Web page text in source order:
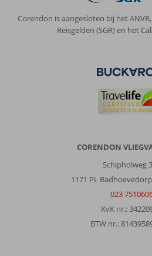
Corendon is aangesloten bij het
Reisgelden (SGR) en het
CORENDON
Schipholweg
1171 PL
023
KvK nr.:
BTW nr.: